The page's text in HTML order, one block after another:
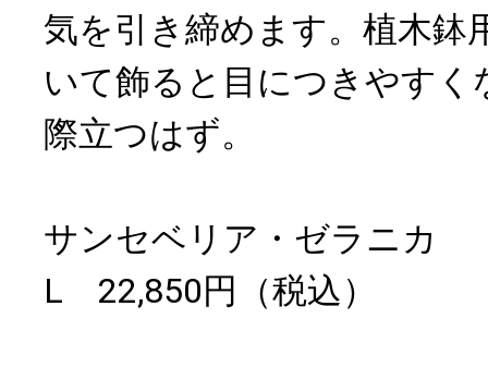
気を引き締めます。植木鉢
いて飾ると目につきやすく
際立つはず。
サンセベリア・ゼラニカ
L 22,850円（税込）